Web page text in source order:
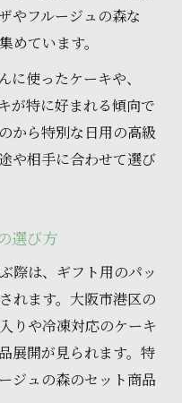
やフルージュの森な
めています。
に使ったケーキや、
が特に好まれる傾向で
から特別な日用の高級
や相手に合わせて選び
選び方
際は、ギフト用のパッ
れます。大阪市港区の
りや冷凍対応のケーキ
展開が見られます。特
ジュの森のセット商品